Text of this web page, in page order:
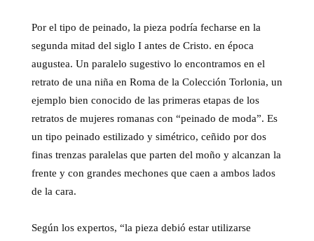
Por el tipo de peinado, la pieza podría fecharse en la
segunda mitad del siglo I antes de Cristo. en época
augustea. Un paralelo sugestivo lo encontramos en el
retrato de una niña en Roma de la Colección Torlonia, un
ejemplo bien conocido de las primeras etapas de los
retratos de mujeres romanas con “peinado de moda”. Es
un tipo peinado estilizado y simétrico, ceñido por dos
finas trenzas paralelas que parten del moño y alcanzan la
frente y con grandes mechones que caen a ambos lados
de la cara.
Según los expertos, “la pieza debió estar utilizarse